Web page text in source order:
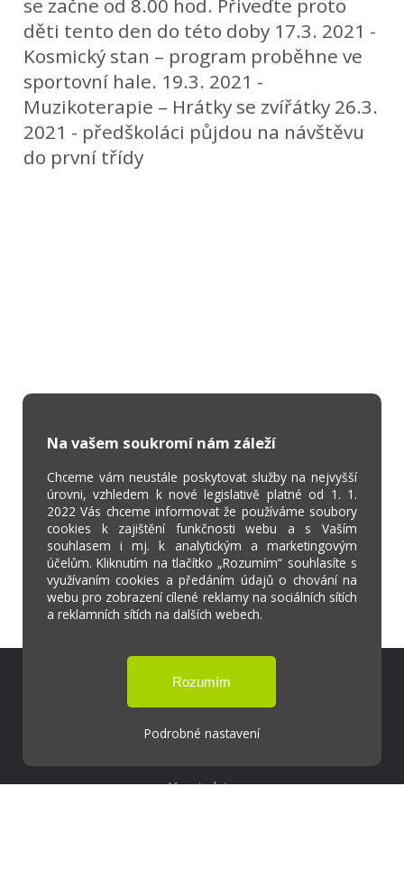
se začne od 8.00 hod. Přiveďte proto
děti tento den do této doby 17.3. 2021 -
Kosmický stan – program proběhne ve
sportovní hale. 19.3. 2021 -
Muzikoterapie – Hrátky se zvířátky 26.3.
2021 - předškoláci půjdou na návštěvu
do první třídy
Na vašem soukromí nám záleží
Chceme vám neustále poskytovat služby na nejvyšší
úrovni, vzhledem k nové legislativě platné od 1. 1.
2022 Vás chceme informovat že používáme soubory
cookies k zajištění funkčnosti webu a s Vaším
souhlasem i mj. k analytickým a marketingovým
účelům. Kliknutím na tlačítko „Rozumím“ souhlasíte s
využívaním cookies a předáním údajů o chování na
webu pro zobrazení cílené reklamy na sociálních sítích
a reklamních sítích na dalších webech.
Podrobné nastavení
Škola Online
Strava.cz
Kontakty